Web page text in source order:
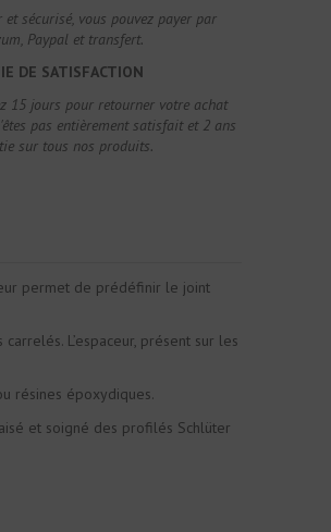
et sécurisé, vous pouvez payer par
Paypal et transfert.
DE SATISFACTION
15 jours pour retourner votre achat
pas entièrement satisfait et 2 ans
sur tous nos produits.
permet de prédéfinir le joint
L’espaceur, présent sur les
résines époxydiques.
et soigné des profilés Schlüter